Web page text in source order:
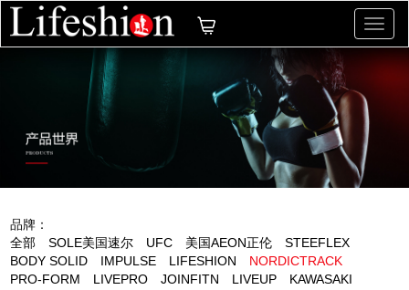
切
换
导
品牌：
全部
SOLE美国速尔 UFC 美国AEON正伦
STEEFLEX
BODY SOLID
IMPULSE LIFESHION
NORDICTRACK
PRO-FORM
LIVEPRO JOINFITN LIVEUP KAWASAKI